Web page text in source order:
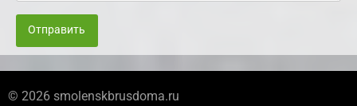
Отправить
© 2026 smolenskbrusdoma.ru